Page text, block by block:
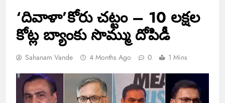
‘దివాళా’కోరు చట్టం – 10 లక్షల
కోట్ల బ్యాంకు సొమ్ము దోపిడీ
Sahanam Vande 4 Months Ago 0 1 Mins